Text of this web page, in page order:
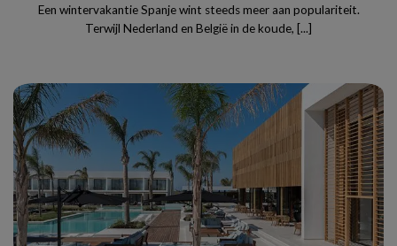
Een wintervakantie Spanje wint steeds meer aan populariteit.
Terwijl Nederland en België in de koude, [...]